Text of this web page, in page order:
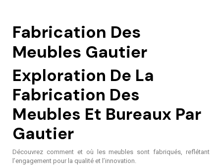
Fabrication Des
Meubles Gautier
Exploration De La
Fabrication Des
Meubles Et Bureaux Par
Gautier
Découvrez comment et où les meubles sont fabriqués, reflétant
l’engagement pour la qualité et l’innovation.